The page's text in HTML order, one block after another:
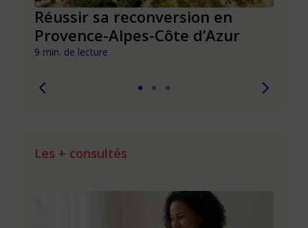
Réussir sa reconversion en
Provence-Alpes-Côte d’Azur
9 min. de lecture
Les + consultés